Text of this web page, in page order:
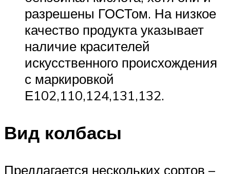
разрешены ГОСТом. На низкое
качество продукта указывает
наличие красителей
искусственного происхождения
с маркировкой
Е102,110,124,131,132.
Вид колбасы
Предлагается нескольких сортов –